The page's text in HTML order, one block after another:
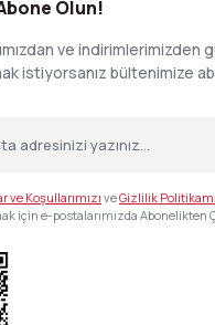
Olun!
ve indirimlerimizden
istiyorsanız bültenimize
ve Koşullarımızı veGizlilik
için e-postalarımızda Abonelikten